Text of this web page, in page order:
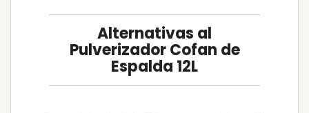
Alternativas al
Pulverizador Cofan de
Espalda 12L